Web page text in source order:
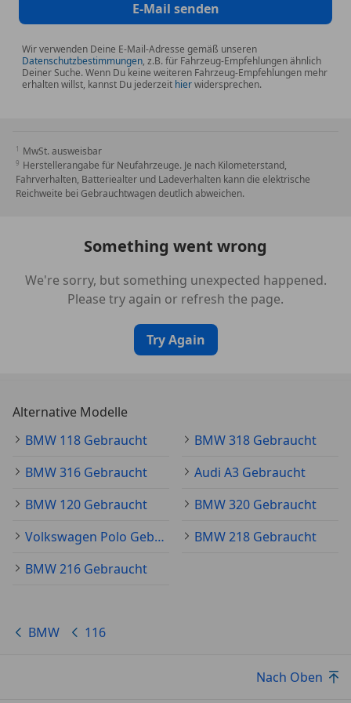
E-Mail senden
Wir verwenden Deine E-Mail-Adresse gemäß unseren
Datenschutzbestimmungen, z.B. für Fahrzeug-Empfehlungen ähnlich
Deiner Suche. Wenn Du keine weiteren Fahrzeug-Empfehlungen mehr
erhalten willst, kannst Du jederzeit hierwidersprechen.
MwSt. ausweisbar
Herstellerangabe für Neufahrzeuge. Je nach Kilometerstand,
Fahrverhalten, Batteriealter und Ladeverhalten kann die elektrische
Reichweite bei Gebrauchtwagen deutlich abweichen.
Something went wrong
We're sorry, but something unexpected happened.
Please try again or refresh the page.
Try Again
Alternative Modelle
BMW 118 Gebraucht
BMW 318 Gebraucht
BMW 316 Gebraucht
Audi A3 Gebraucht
BMW 120 Gebraucht
BMW 320 Gebraucht
Volkswagen Polo Gebraucht
BMW 218 Gebraucht
BMW 216 Gebraucht
BMW 116
Nach Oben